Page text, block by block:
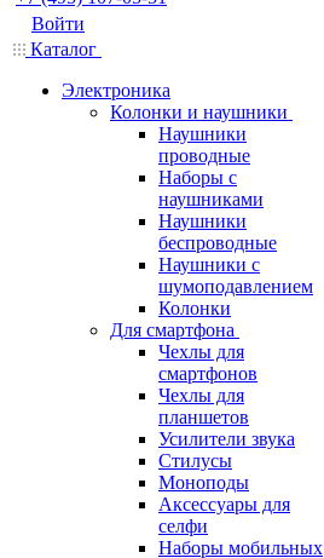
Войти
Каталог
Электроника
Колонки и наушники
Наушники
проводные
Наборы с
наушниками
Наушники
беспроводные
Наушники с
шумоподавлением
Колонки
Для смартфона
Чехлы для
смартфонов
Чехлы для
планшетов
Усилители звука
Стилусы
Моноподы
Аксессуары для
селфи
Наборы мобильных